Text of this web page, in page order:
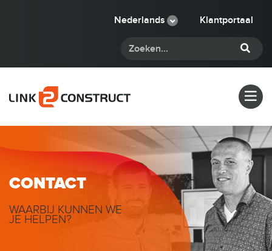
Nederlands Klantportaal
CONTACT
WAARBIJ KUNNEN WE
JE HELPEN?